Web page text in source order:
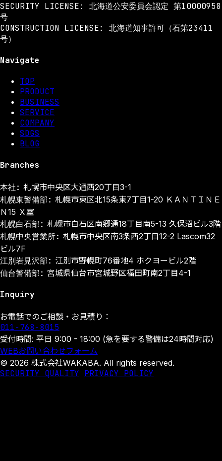
SECURITY LICENSE: 北海道公安委員会認定 第10000958
号
CONSTRUCTION LICENSE: 北海道知事許可（石第23411
号）
Navigate
TOP
PRODUCT
BUSINESS
SERVICE
COMPANY
SDGS
BLOG
Branches
本社: 札幌市中央区大通西20丁目3-1
札幌東警備部: 札幌市東区北15条東7丁目1-20 ＫＡＮＴＩＮＥ
Ｎ15 Ｘ室
札幌白石部: 札幌市白石区南郷通18丁目南5-13 久保沼ビル3階
札幌中央営業所: 札幌市中央区南3条西2丁目12-2 Lascom32
ビル7F
江別岩見沢部: 江別市野幌町76番地4 ホクヨービル2階
仙台警備部: 宮城県仙台市宮城野区福田町南2丁目4-1
Inquiry
お電話でのご相談・お見積り：
011-768-8015
受付時間: 平日 9:00 - 18:00 (急を要する警備は24時間対応)
WEBお問い合わせフォーム
© 2026 株式会社WAKABA. All rights reserved.
SECURITY QUALITY PRIVACY POLICY